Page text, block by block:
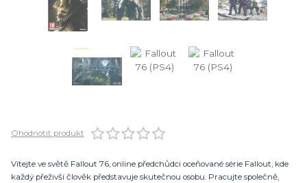
Ohodnotit produkt
Vítejte ve světě Fallout 76, online předchůdci oceňované série Fallout, kde
každý přeživší člověk představuje skutečnou osobu. Pracujte společně,